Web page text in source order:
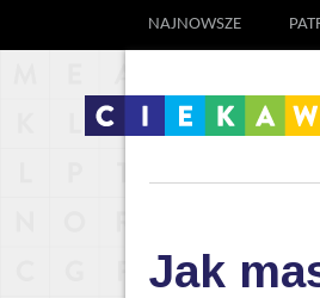
NAJNOWSZE
Jak